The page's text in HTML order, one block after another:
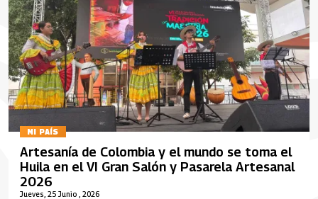
MI PAÍS
Jueves, 25 Junio , 2026
Artesanía de Colombia y el mundo se toma el
Huila en el VI Gran Salón y Pasarela Artesanal
2026